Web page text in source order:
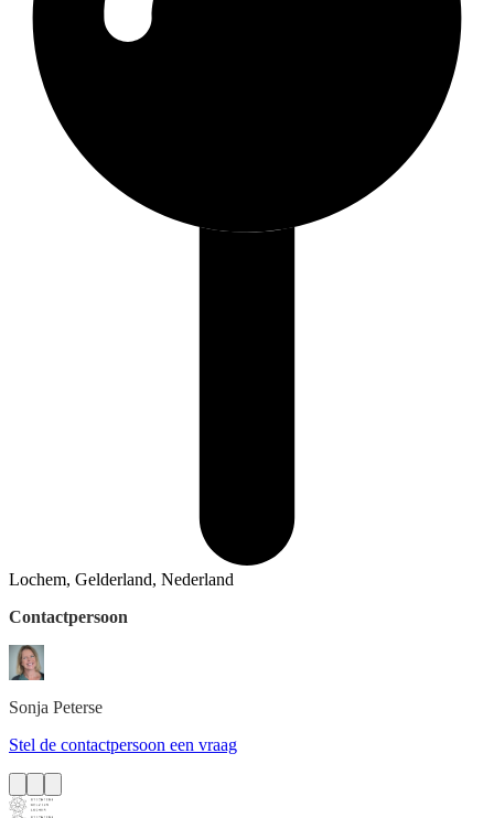
Lochem, Gelderland, Nederland
Contactpersoon
Sonja Peterse
Stel de contactpersoon een vraag